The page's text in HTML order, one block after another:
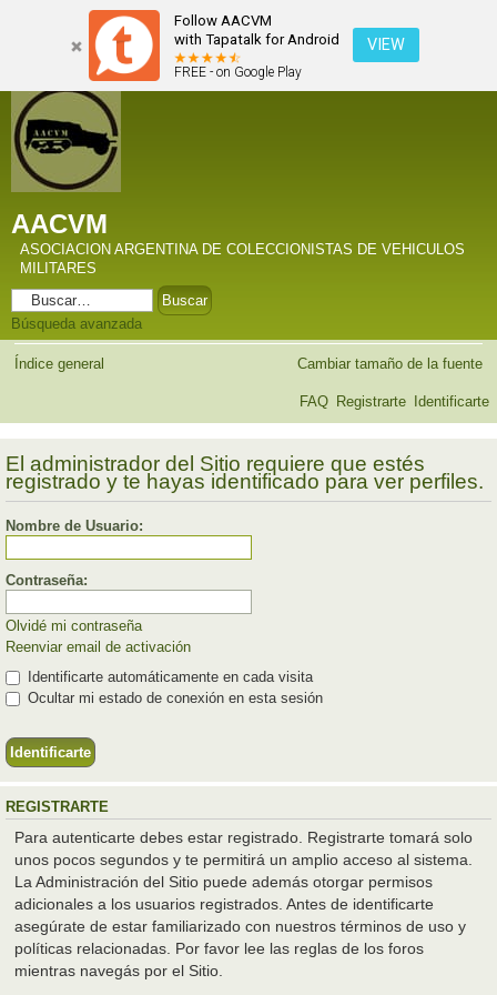
Follow AACVM
with Tapatalk for Android
FREE - on Google Play
VIEW
AACVM
ASOCIACION ARGENTINA DE COLECCIONISTAS DE VEHICULOS
MILITARES
Búsqueda avanzada
Índice general Cambiar tamaño de la fuente
FAQ Registrarte Identificarte
El administrador del Sitio requiere que estés
registrado y te hayas identificado para ver perfiles.
Nombre de Usuario:
Contraseña:
Olvidé mi contraseña
Reenviar email de activación
Identificarte automáticamente en cada visita
Ocultar mi estado de conexión en esta sesión
REGISTRARTE
Para autenticarte debes estar registrado. Registrarte tomará solo
unos pocos segundos y te permitirá un amplio acceso al sistema.
La Administración del Sitio puede además otorgar permisos
adicionales a los usuarios registrados. Antes de identificarte
asegúrate de estar familiarizado con nuestros términos de uso y
políticas relacionadas. Por favor lee las reglas de los foros
mientras navegás por el Sitio.